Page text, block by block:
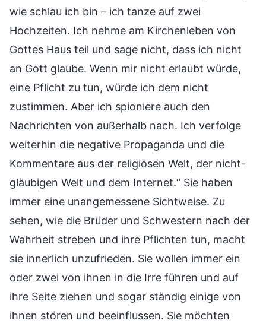
wie schlau ich bin – ich tanze auf zwei
Hochzeiten. Ich nehme am Kirchenleben von
Gottes Haus teil und sage nicht, dass ich nicht
an Gott glaube. Wenn mir nicht erlaubt würde,
eine Pflicht zu tun, würde ich dem nicht
zustimmen. Aber ich spioniere auch den
Nachrichten von außerhalb nach. Ich verfolge
weiterhin die negative Propaganda und die
Kommentare aus der religiösen Welt, der nicht-
gläubigen Welt und dem Internet.“ Sie haben
immer eine unangemessene Sichtweise. Zu
sehen, wie die Brüder und Schwestern nach der
Wahrheit streben und ihre Pflichten tun, macht
sie innerlich unzufrieden. Sie wollen immer ein
oder zwei von ihnen in die Irre führen und auf
ihre Seite ziehen und sogar ständig einige von
ihnen stören und beeinflussen. Sie möchten